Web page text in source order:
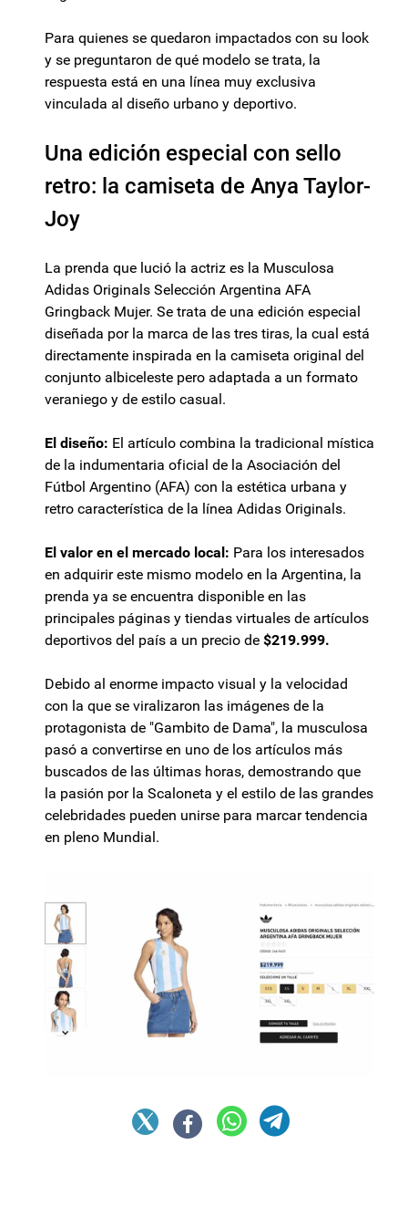
Para quienes se quedaron impactados con su look
y se preguntaron de qué modelo se trata, la
respuesta está en una línea muy exclusiva
vinculada al diseño urbano y deportivo.
Una edición especial con sello
retro: la camiseta de Anya Taylor-
Joy
La prenda que lució la actriz es la Musculosa
Adidas Originals Selección Argentina AFA
Gringback Mujer. Se trata de una edición especial
diseñada por la marca de las tres tiras, la cual está
directamente inspirada en la camiseta original del
conjunto albiceleste pero adaptada a un formato
veraniego y de estilo casual.
El diseño: El artículo combina la tradicional mística
de la indumentaria oficial de la Asociación del
Fútbol Argentino (AFA) con la estética urbana y
retro característica de la línea Adidas Originals.
El valor en el mercado local: Para los interesados
en adquirir este mismo modelo en la Argentina, la
prenda ya se encuentra disponible en las
principales páginas y tiendas virtuales de artículos
deportivos del país a un precio de $219.999.
Debido al enorme impacto visual y la velocidad
con la que se viralizaron las imágenes de la
protagonista de "Gambito de Dama", la musculosa
pasó a convertirse en uno de los artículos más
buscados de las últimas horas, demostrando que
la pasión por la Scaloneta y el estilo de las grandes
celebridades pueden unirse para marcar tendencia
en pleno Mundial.